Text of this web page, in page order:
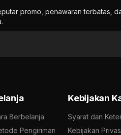
promo, penawaran terbatas,
Berbelanja
Pengiriman
Kebijakan
Syarat dan
Kebijakan